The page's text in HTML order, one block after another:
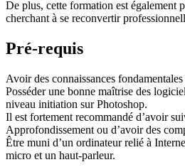
De plus, cette formation est également
cherchant à se reconvertir
Pré-requis
Avoir des connaissances
Posséder une bonne maîtrise des
niveau initiation sur Photoshop.
Il est fortement recommandé d’avoir
Approfondissement ou d’avoir des
Être muni d’un ordinateur relié à
micro et un haut-parleur.